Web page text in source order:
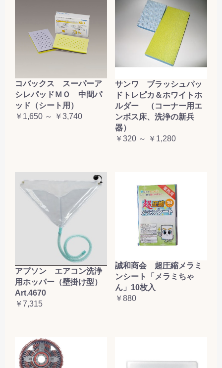
コバックス スーパーア
シレパッドＭＯ 中間パ
ッド（シート用）
￥1,650 ～ ￥3,740
サンワ ブラッシュパッ
ドトレピカ＆ホワイトホ
ルダー （コーナー用エ
ンボス床、洗浄の新兵
器）
￥320 ～ ￥1,280
アプソン エアコン洗浄
用ホッパー（壁掛け型）
Art.4670
￥7,315
誠和商会 超圧縮メラミ
ンシート「メラミちゃ
ん」10枚入
￥880